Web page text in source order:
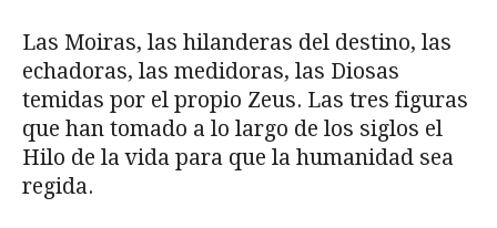
Las Moiras, las hilanderas del destino, las
echadoras, las medidoras, las Diosas
temidas por el propio Zeus. Las tres figuras
que han tomado a lo largo de los siglos el
Hilo de la vida para que la humanidad sea
regida.